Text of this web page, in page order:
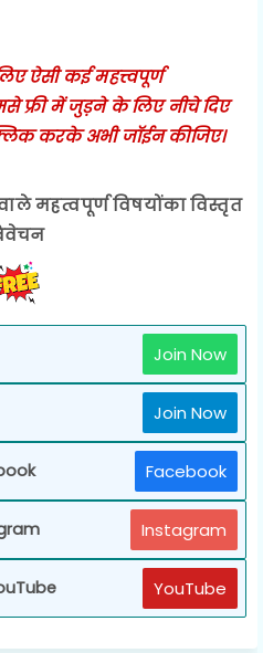
ऐसी कई महत्त्वपूर्ण
फ्री में जुड़ने के लिए नीचे दिए
करके अभी जॉईन कीजिए।
महत्वपूर्ण विषयोंका विस्तृत
Join Now
Join Now
Facebook
Instagram
YouTube